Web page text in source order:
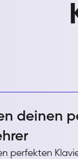
deinen
perfekten